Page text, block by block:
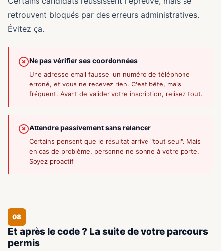
retrouvent bloqués par des erreurs administratives.
Évitez ça.
Ne pas vérifier ses coordonnées
Une adresse email fausse, un numéro de téléphone
erroné, et vous ne recevez rien. C'est bête, mais
fréquent. Avant de valider votre inscription, relisez tout.
Attendre passivement sans relancer
Certains pensent que le résultat arrive "tout seul". Mais
en cas de problème, personne ne sonne à votre porte.
Soyez proactif.
08
Et après le code ? La suite de votre parcours
permis